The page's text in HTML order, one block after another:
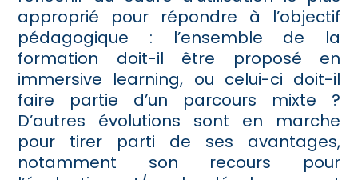
approprié pour répondre à l’objectif
pédagogique : l’ensemble de la
formation doit-il être proposé en
immersive learning, ou celui-ci doit-il
faire partie d’un parcours mixte ?
D’autres évolutions sont en marche
pour tirer parti de ses avantages,
notamment son recours pour